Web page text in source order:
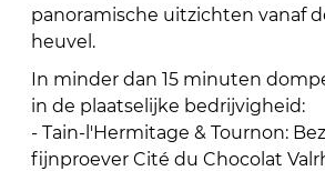
panoramische uitzichten vanaf
heuvel.
In minder dan 15 minuten
in de plaatselijke bedrijvigheid:
- Tain-l'Hermitage & Tournon:
fijnproever Cité du Chocolat